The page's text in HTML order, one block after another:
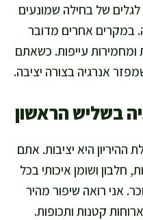
של בחילה שמונעים
במקרים אחרים מדובר
ומחמירות עייפות. כשאתם
אנרגיה בצורה יציבה.
בשליש הראשון
היא יציבות. אתם
ושומן איכותי בכל
אני רואה שיפור מהיר
קטנות ותכופות.